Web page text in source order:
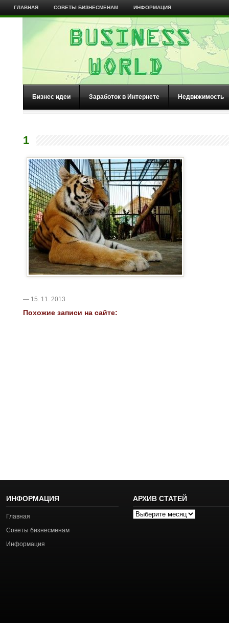
ГЛАВНАЯ СОВЕТЫ БИЗНЕСМЕНАМ ИНФОРМАЦИЯ
Бизнес идеи Заработок в Интернете Недвижимость
1
— 15. 11. 2013
Похожие записи на сайте:
ИНФОРМАЦИЯ
Главная
Советы бизнесменам
Информация
АРХИВ СТАТЕЙ
Архив